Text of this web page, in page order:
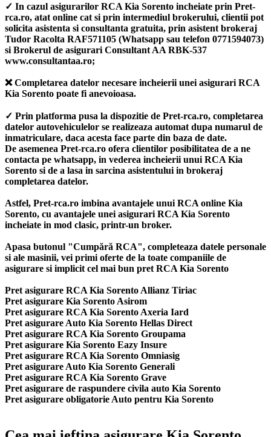
✓ In cazul asigurarilor RCA Kia Sorento incheiate prin Pret-
rca.ro, atat online cat si prin intermediul brokerului, clientii pot
solicita asistenta si consultanta gratuita, prin asistent brokeraj
Tudor Racolta RAF571105 (Whatsapp sau telefon 0771594073)
si Brokerul de asigurari Consultant AA RBK-537
www.consultantaa.ro;
❌ Completarea datelor necesare incheierii unei asigurari RCA
Kia Sorento poate fi anevoioasa.
✓ Prin platforma pusa la dispozitie de Pret-rca.ro, completarea
datelor autovehiculelor se realizeaza automat dupa numarul de
inmatriculare, daca acesta face parte din baza de date.
De asemenea Pret-rca.ro ofera clientilor posibilitatea de a ne
contacta pe whatsapp, in vederea incheierii unui RCA Kia
Sorento si de a lasa in sarcina asistentului in brokeraj
completarea datelor.
Astfel, Pret-rca.ro imbina avantajele unui RCA online Kia
Sorento, cu avantajele unei asigurari RCA Kia Sorento
incheiate in mod clasic, printr-un broker.
Apasa butonul "Cumpără RCA", completeaza datele personale
si ale masinii, vei primi oferte de la toate companiile de
asigurare si implicit cel mai bun pret RCA Kia Sorento
Pret asigurare RCA Kia Sorento Allianz Tiriac
Pret asigurare Kia Sorento Asirom
Pret asigurare RCA Kia Sorento Axeria Iard
Pret asigurare Auto Kia Sorento Hellas Direct
Pret asigurare RCA Kia Sorento Groupama
Pret asigurare Kia Sorento Eazy Insure
Pret asigurare RCA Kia Sorento Omniasig
Pret asigurare Auto Kia Sorento Generali
Pret asigurare RCA Kia Sorento Grave
Pret asigurare de raspundere civila auto Kia Sorento
Pret asigurare obligatorie Auto pentru Kia Sorento